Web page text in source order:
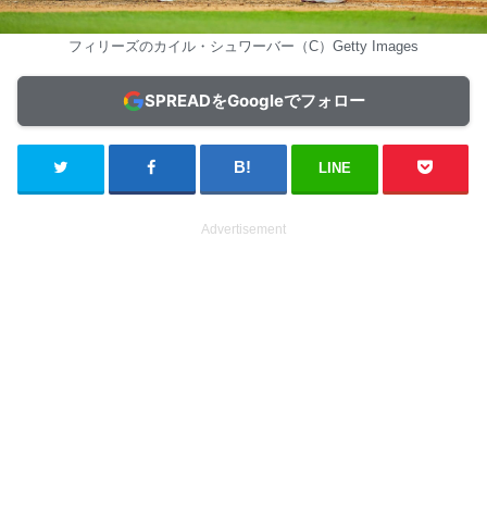
フィリーズのカイル・シュワーバー（C）Getty Images
SPREADをGoogleでフォロー
LINE
Advertisement